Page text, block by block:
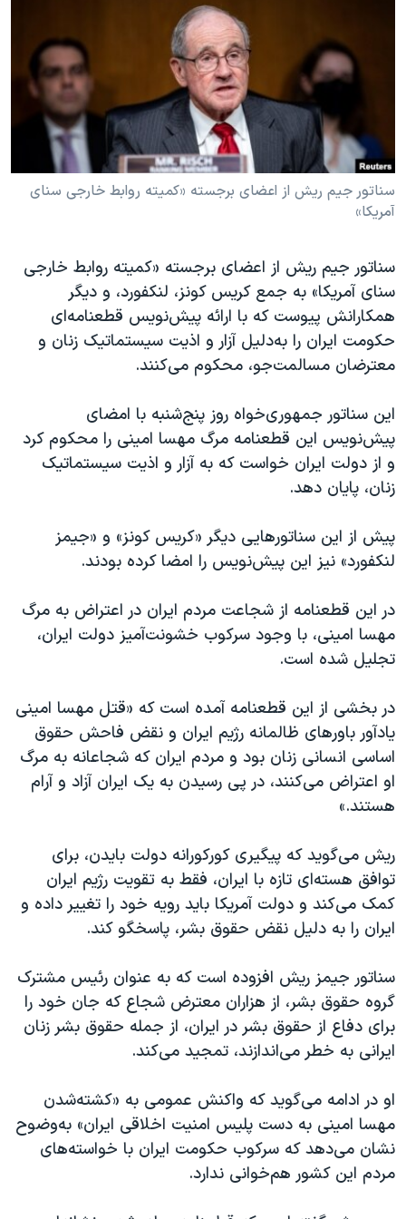
حقوق شهروندی
اقتصادی
علم و فناوری
اسرائیل در جنگ
آرشیو پخش زنده
انتخابات ریاست جمهوری آمریکا ۲۰۲۴
حمله جمهوری اسلامی به اسرائیل
رمز مهسا
ورزش زنان در ایران
مجموعه مستندهای دادخواهی
دادگاه حمید نوری
چهل سال گروگان‌گیری
قانون شفافیت دارائی کادر رهبری ایران
اعتراضات مردمی آبان ۹۸
اسرائیل در جنگ
نرگس محمدی برنده جایزه نوبل صلح
همایش محافظه‌کاران آمریکا «سی‌پک»
سفر پرزیدنت ترامپ به چین
زبانهای مختلف
سناتور جیم ریش از اعضای برجسته «کمیته روابط خارجی سنای
آمریکا»
سناتور جیم ریش از اعضای برجسته «کمیته روابط خارجی
سنای آمریکا» به جمع کریس کونز، لنکفورد، و دیگر
همکارانش پیوست که با ارائه پیش‌نویس قطعنامه‌ای
حکومت ایران را به‌دلیل آزار و اذیت سیستماتیک زنان و
معترضان مسالمت‌جو، محکوم می‌کنند.
این سناتور جمهوری‌خواه روز پنج‌شنبه با امضای
پیش‌نویس این قطعنامه مرگ مهسا امینی را محکوم کرد
و از دولت ایران خواست که به آزار و اذیت سیستماتیک
زنان، پایان دهد.
پیش از این سناتورهایی دیگر «کریس کونز» و «جیمز
لنکفورد» نیز این پیش‌نویس را امضا کرده بودند.
در این قطعنامه از شجاعت مردم ایران در اعتراض به مرگ
مهسا امینی، با وجود سرکوب خشونت‌آمیز دولت ایران،
تجلیل شده است.
در بخشی از این قطعنامه آمده‌ است که «قتل مهسا امینی
یادآور باورهای ظالمانه رژیم ایران و نقض فاحش حقوق
اساسی انسانی زنان بود و مردم ایران که شجاعانه به مرگ
او اعتراض می‌کنند، در پی رسیدن به یک ایران آزاد و آرام
هستند.»
ریش می‌گوید که پیگیری کورکورانه دولت بایدن، برای
توافق هسته‌ای تازه با ایران، فقط به تقویت رژیم ایران
کمک می‌کند و دولت آمریکا باید رویه خود را تغییر داده و
ایران را به‌ دلیل نقض حقوق بشر، پاسخگو کند.
سناتور جیمز ریش افزوده‌ است که به‌ عنوان رئیس مشترک
گروه حقوق بشر، از هزاران معترض شجاع که جان خود را
برای دفاع از حقوق بشر در ایران، از جمله حقوق بشر زنان
ایرانی به خطر می‌اندازند، تمجید می‌کند.
او در ادامه می‌گوید که واکنش عمومی به «کشته‌شدن
مهسا امینی به دست پلیس امنیت اخلاقی ایران» به‌وضوح
نشان می‌دهد که سرکوب حکومت ایران با خواسته‌های
مردم این کشور هم‌خوانی ندارد.